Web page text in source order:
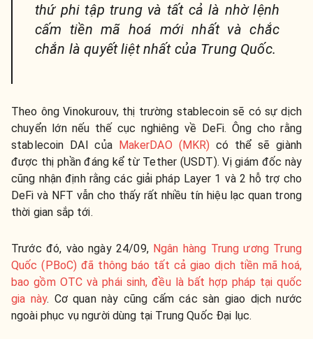
thứ phi tập trung và tất cả là nhờ lệnh
cấm tiền mã hoá mới nhất và chắc
chắn là quyết liệt nhất của Trung Quốc.
Theo ông Vinokurouv, thị trường stablecoin sẽ có sự dịch
chuyển lớn nếu thế cục nghiêng về DeFi. Ông cho rằng
stablecoin DAI của MakerDAO (MKR) có thể sẽ giành
được thị phần đáng kể từ Tether (USDT). Vị giám đốc này
cũng nhận định rằng các giải pháp Layer 1 và 2 hỗ trợ cho
DeFi và NFT vẫn cho thấy rất nhiều tín hiệu lạc quan trong
thời gian sắp tới.
Trước đó, vào ngày 24/09, Ngân hàng Trung ương Trung
Quốc (PBoC) đã thông báo tất cả giao dịch tiền mã hoá,
bao gồm OTC và phái sinh, đều là bất hợp pháp tại quốc
gia này. Cơ quan này cũng cấm các sàn giao dịch nước
ngoài phục vụ người dùng tại Trung Quốc Đại lục.